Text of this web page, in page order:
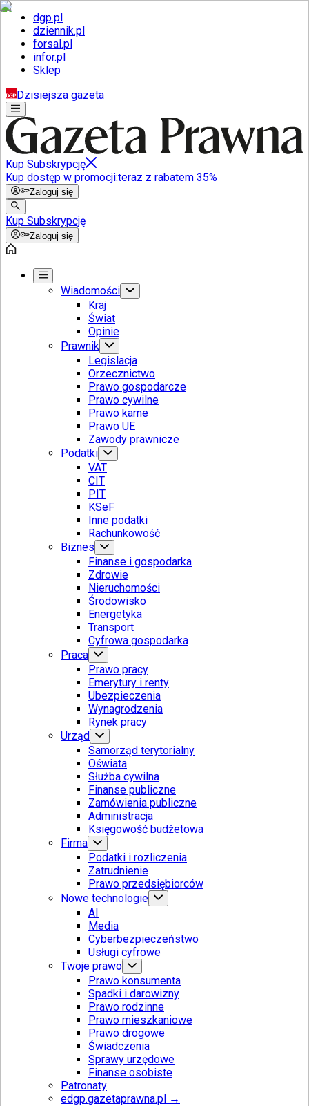
dgp.pl
dziennik.pl
forsal.pl
infor.pl
Sklep
Dzisiejsza gazeta
Kup Subskrypcję
Kup dostęp w promocji:teraz z rabatem 35%
Zaloguj się
Kup Subskrypcję
Zaloguj się
Wiadomości
Kraj
Świat
Opinie
Prawnik
Legislacja
Orzecznictwo
Prawo gospodarcze
Prawo cywilne
Prawo karne
Prawo UE
Zawody prawnicze
Podatki
VAT
CIT
PIT
KSeF
Inne podatki
Rachunkowość
Biznes
Finanse i gospodarka
Zdrowie
Nieruchomości
Środowisko
Energetyka
Transport
Cyfrowa gospodarka
Praca
Prawo pracy
Emerytury i renty
Ubezpieczenia
Wynagrodzenia
Rynek pracy
Urząd
Samorząd terytorialny
Oświata
Służba cywilna
Finanse publiczne
Zamówienia publiczne
Administracja
Księgowość budżetowa
Firma
Podatki i rozliczenia
Zatrudnienie
Prawo przedsiębiorców
Nowe technologie
AI
Media
Cyberbezpieczeństwo
Usługi cyfrowe
Twoje prawo
Prawo konsumenta
Spadki i darowizny
Prawo rodzinne
Prawo mieszkaniowe
Prawo drogowe
Świadczenia
Sprawy urzędowe
Finanse osobiste
Patronaty
edgp.gazetaprawna.pl →